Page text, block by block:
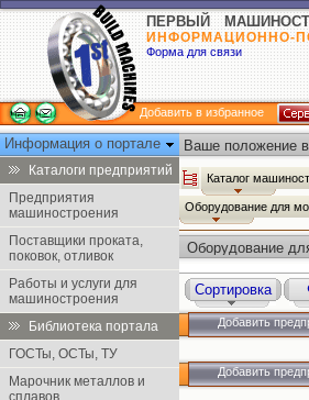
ПЕРВЫЙ
ИНФОРМАЦИОННО-
Форма для связи
Добавить в избранное
Информация о портале
Каталоги предприятий
Предприятия
машиностроения
Поставщики проката,
поковок, отливок
Работы и услуги для
машиностроения
Библиотека портала
ГОСТы, ОСТы, ТУ
Марочник металлов и
сплавов
Ваше положение
Каталог
Оборудование для
Оборудование
Сортировка
Добавить
Добавить